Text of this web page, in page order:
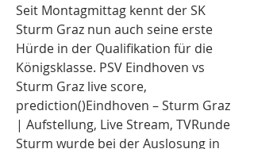
Seit Montagmittag kennt der SK
Sturm Graz nun auch seine erste
Hürde in der Qualifikation für die
Königsklasse. PSV Eindhoven vs
Sturm Graz live score,
prediction()Eindhoven – Sturm Graz
| Aufstellung, Live Stream, TVRunde
Sturm wurde bei der Auslosung in